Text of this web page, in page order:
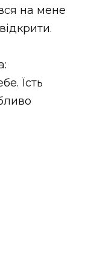
на мене
Їсть